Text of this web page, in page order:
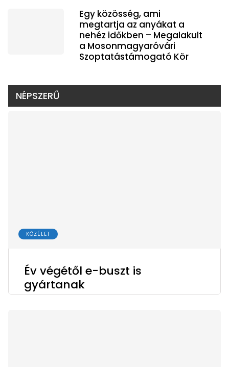
Egy közösség, ami
megtartja az anyákat a
nehéz időkben – Megalakult
a Mosonmagyaróvári
Szoptatástámogató Kör
NÉPSZERŰ
KÖZÉLET
Év végétől e-buszt is
gyártanak